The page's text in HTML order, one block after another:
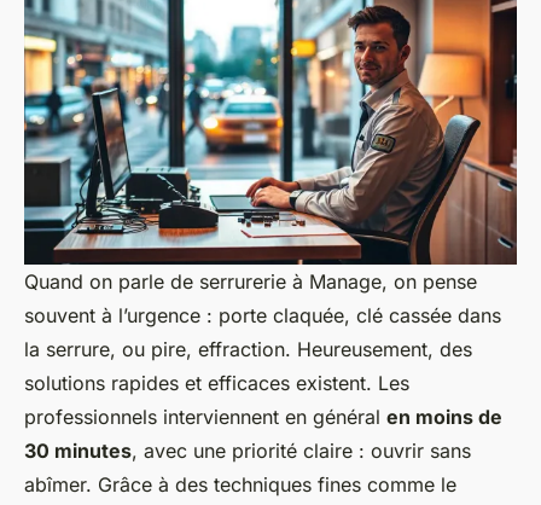
Quand on parle de serrurerie à Manage, on pense
souvent à l’urgence : porte claquée, clé cassée dans
la serrure, ou pire, effraction. Heureusement, des
solutions rapides et efficaces existent. Les
professionnels interviennent en général en moins de
30 minutes, avec une priorité claire : ouvrir sans
abîmer. Grâce à des techniques fines comme le